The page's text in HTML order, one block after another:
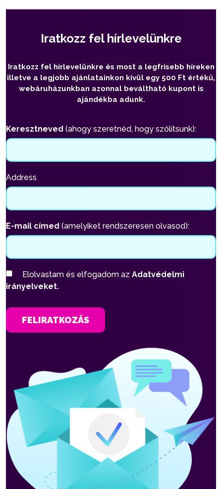
Iratkozz fel hírlevelünkre
Iratkozz fel hírlevelünkre és most a legfrisebb híreken
illetve a legjobb ajánlatainkon kívül egy 500 Ft értékű,
webáruházunkban azonnal beváltható kupont is
ajándékba adunk.
Keresztneved (ahogy szeretnéd, hogy szólítsunk):
Address
E-mail címed (amelyiket rendszeresen olvasod):
Elolvastam és elfogadom az Adatvédelmi
irányelveket.
FELIRATKOZÁS